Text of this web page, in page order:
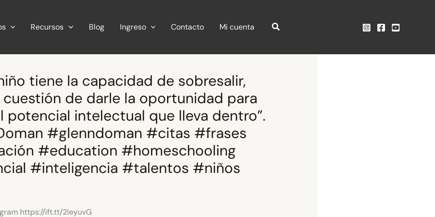
Recursos Blog Ingreso Contacto Mi cuenta
tiene la capacidad de sobresalir,
cuestión de darle la oportunidad para
potencial intelectual que lleva dentro”.
#glenndoman #citas #frases
#education #homeschooling
#inteligencia #talentos #niños
https://ift.tt/2IeyuvG